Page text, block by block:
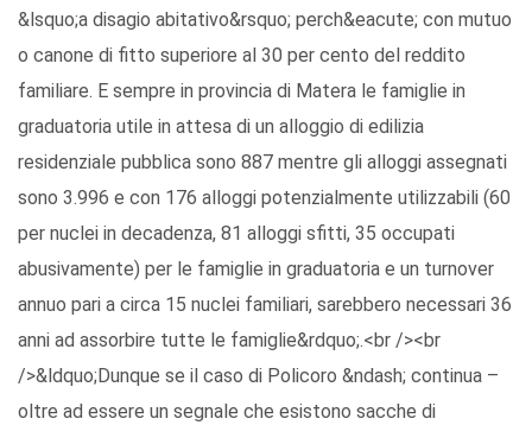
&lsquo;a disagio abitativo&rsquo; perch&eacute; con mutuo
o canone di fitto superiore al 30 per cento del reddito
familiare. E sempre in provincia di Matera le famiglie in
graduatoria utile in attesa di un alloggio di edilizia
residenziale pubblica sono 887 mentre gli alloggi assegnati
sono 3.996 e con 176 alloggi potenzialmente utilizzabili (60
per nuclei in decadenza, 81 alloggi sfitti, 35 occupati
abusivamente) per le famiglie in graduatoria e un turnover
annuo pari a circa 15 nuclei familiari, sarebbero necessari 36
anni ad assorbire tutte le famiglie&rdquo;.<br /><br
/>&ldquo;Dunque se il caso di Policoro &ndash; continua –
oltre ad essere un segnale che esistono sacche di